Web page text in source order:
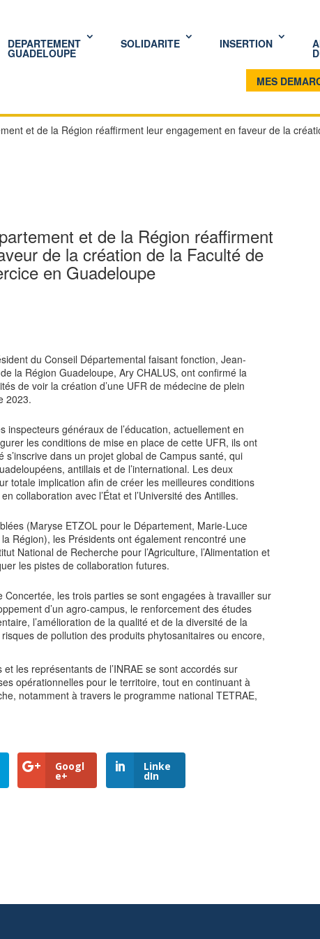
DEPARTEMENT
GUADELOUPE
SOLIDARITE INSERTION
MES
et de la Région réaffirment leur engagement en faveur de la
et de la Région réaffirment
de la création de la Faculté de
en Guadeloupe
du Conseil Départemental faisant fonction, Jean-
la Région Guadeloupe, Ary CHALUS, ont confirmé la
de voir la création d’une UFR de médecine de plein
2023.
inspecteurs généraux de l’éducation, actuellement en
les conditions de mise en place de cette UFR, ils ont
dans un projet global de Campus santé, qui
antillais et de l’international. Les deux
totale implication afin de créer les meilleures conditions
collaboration avec l’État et l’Université des Antilles.
(Maryse ETZOL pour le Département, Marie-Luce
Région), les Présidents ont également rencontré une
National de Recherche pour l’Agriculture, l’Alimentation et
les pistes de collaboration futures.
les trois parties se sont engagées à travailler sur
d’un agro-campus, le renforcement des études
l’amélioration de la qualité et de la diversité de la
de pollution des produits phytosanitaires ou encore,
les représentants de l’INRAE se sont accordés sur
opérationnelles pour le territoire, tout en continuant à
notamment à travers le programme national TETRAE,
Googl
e+
Linke
dIn